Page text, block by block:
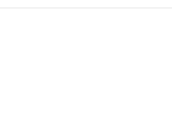
og cookies fra tredjeparter til at
huske dine præferencer samt til brug